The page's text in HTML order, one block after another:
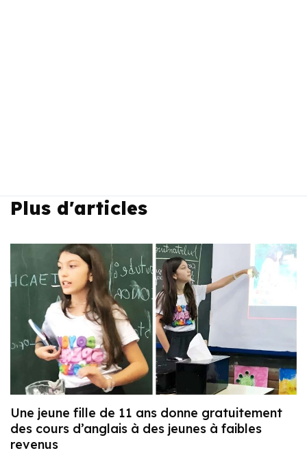
Plus d'articles
Une jeune fille de 11 ans donne gratuitement
des cours d’anglais à des jeunes à faibles
revenus